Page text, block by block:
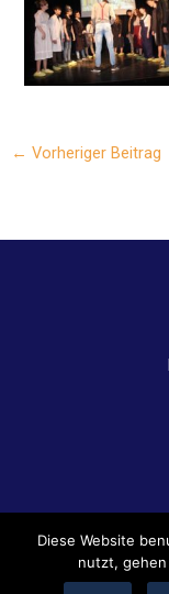
← Vorheriger Beitrag
Copyright ©
Diese Website
nutzt,